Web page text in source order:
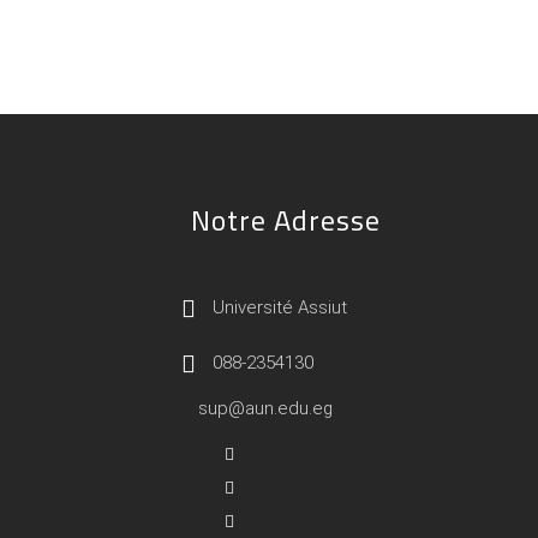
Notre Adresse
Université Assiut
088-2354130
sup@aun.edu.eg